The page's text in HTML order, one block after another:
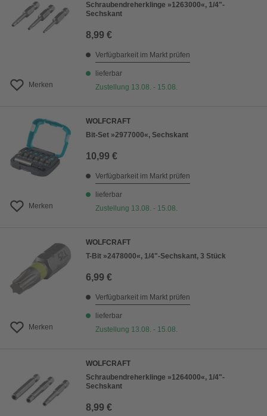
Merken
Schraubendreherklinge »1263000«, 1/4"-
Sechskant
8,99 €
Verfügbarkeit im Markt prüfen
lieferbar
Zustellung 13.08. - 15.08.
Merken
WOLFCRAFT
Bit-Set »2977000«, Sechskant
10,99 €
Verfügbarkeit im Markt prüfen
lieferbar
Zustellung 13.08. - 15.08.
Merken
WOLFCRAFT
T-Bit »2478000«, 1/4"-Sechskant, 3 Stück
6,99 €
Verfügbarkeit im Markt prüfen
lieferbar
Zustellung 13.08. - 15.08.
WOLFCRAFT
Schraubendreherklinge »1264000«, 1/4"-
Sechskant
8,99 €